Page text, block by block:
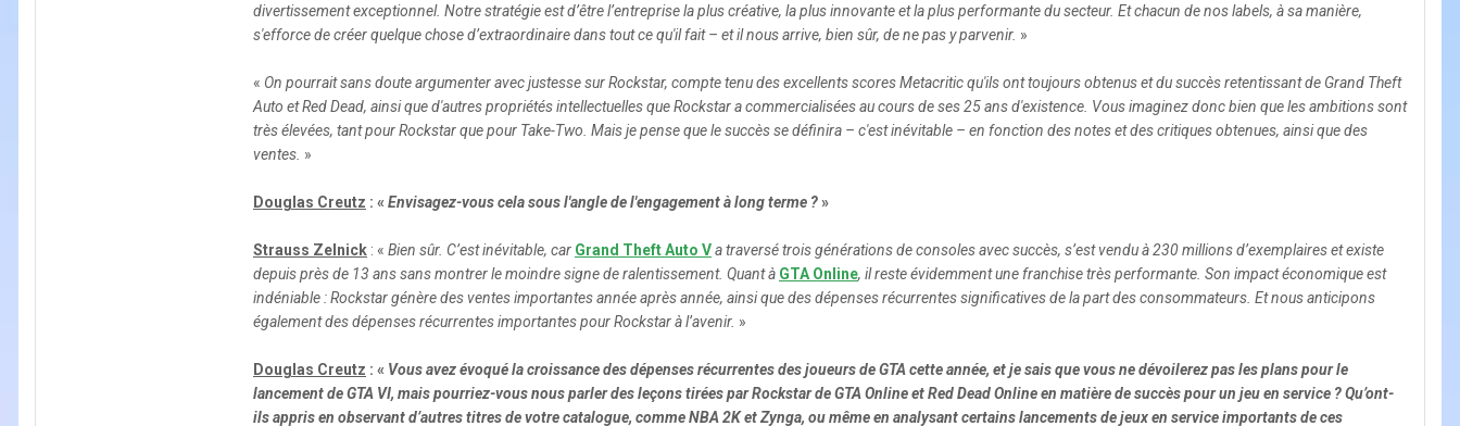
divertissement exceptionnel. Notre stratégie est d’être l’entreprise la plus créative, la plus innovante et la plus performante du secteur. Et chacun de nos labels, à sa manière,
s'efforce de créer quelque chose d’extraordinaire dans tout ce qu'il fait – et il nous arrive, bien sûr, de ne pas y parvenir. »
« On pourrait sans doute argumenter avec justesse sur Rockstar, compte tenu des excellents scores Metacritic qu'ils ont toujours obtenus et du succès retentissant de Grand Theft
Auto et Red Dead, ainsi que d'autres propriétés intellectuelles que Rockstar a commercialisées au cours de ses 25 ans d'existence. Vous imaginez donc bien que les ambitions sont
très élevées, tant pour Rockstar que pour Take-Two. Mais je pense que le succès se définira – c'est inévitable – en fonction des notes et des critiques obtenues, ainsi que des
ventes. »
Douglas Creutz : « Envisagez-vous cela sous l'angle de l'engagement à long terme ?»
Strauss Zelnick : « Bien sûr. C’est inévitable, car Grand Theft Auto Va traversé trois générations de consoles avec succès, s’est vendu à 230 millions d’exemplaires et existe
depuis près de 13 ans sans montrer le moindre signe de ralentissement. Quant à GTA Online, il reste évidemment une franchise très performante. Son impact économique est
indéniable : Rockstar génère des ventes importantes année après année, ainsi que des dépenses récurrentes significatives de la part des consommateurs. Et nous anticipons
également des dépenses récurrentes importantes pour Rockstar à l’avenir. »
Douglas Creutz : « Vous avez évoqué la croissance des dépenses récurrentes des joueurs de GTA cette année, et je sais que vous ne dévoilerez pas les plans pour le
lancement de GTA VI, mais pourriez-vous nous parler des leçons tirées par Rockstar de GTA Online et Red Dead Online en matière de succès pour un jeu en service ? Qu’ont-
ils appris en observant d’autres titres de votre catalogue, comme NBA 2K et Zynga, ou même en analysant certains lancements de jeux en service importants de ces